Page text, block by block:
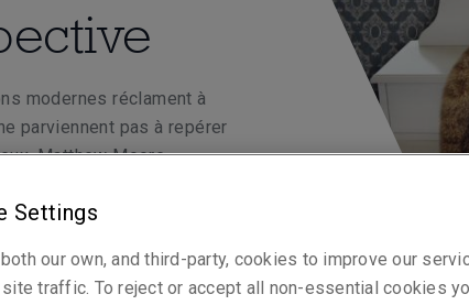
modernes réclament à
parviennent pas à repérer
Matthew Moore
Settings
our own, and third-party, cookies to improve our
traffic. To reject or accept all non-essential cookies